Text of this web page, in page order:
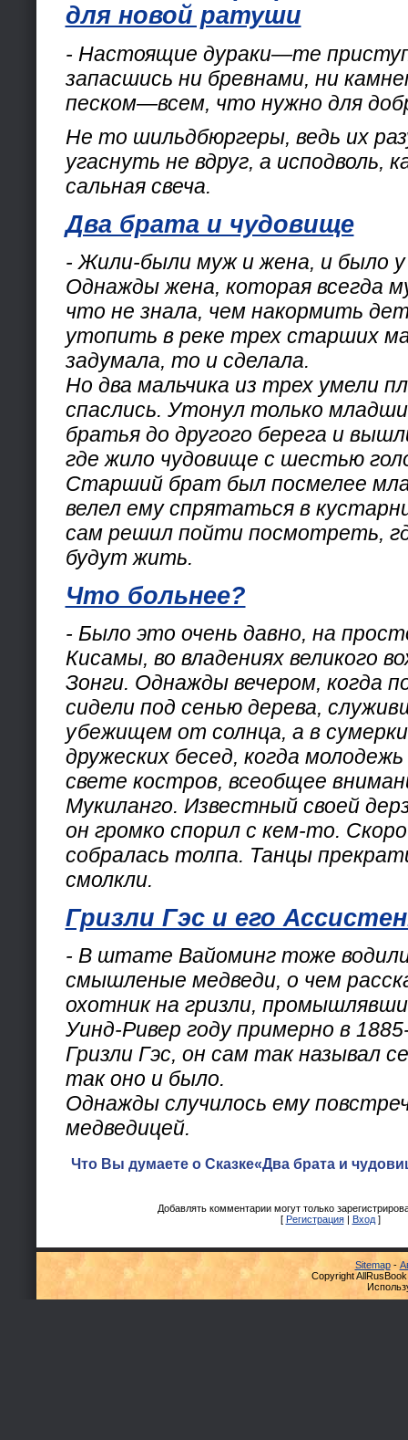
для новой ратуши
- Настоящие дураки—те
запасшись ни бревнами, ни
песком—всем, что нужно для
Не то шильдбюргеры, ведь их
угаснуть не вдруг, а исподволь,
сальная свеча.
Два брата и чудовище
- Жили-были муж и жена, и было
Однажды жена, которая всегда
что не знала, чем накормить
утопить в реке трех старших
задумала, то и сделала.
Но два мальчика из трех умели
спаслись. Утонул только
братья до другого берега и
где жило чудовище с шестью
Старший брат был посмелее
велел ему спрятаться в
сам решил пойти посмотреть,
будут жить.
Что больнее?
- Было это очень давно, на
Кисамы, во владениях великого
Зонги. Однажды вечером, когда
сидели под сенью дерева,
убежищем от солнца, а в
дружеских бесед, когда
свете костров, всеобщее
Мукиланго. Известный своей
он громко спорил с кем-то. Скоро
собралась толпа. Танцы
смолкли.
Гризли Гэс и его
- В штате Вайоминг тоже
смышленые медведи, о чем
охотник на гризли,
Уинд-Ривер году примерно в
Гризли Гэс, он сам так называл
так оно и было.
Однажды случилось ему
медведицей.
Что Вы думаете о Сказке«Два брата и
Добавлять комментарии могут только
[ Регистрация| Вход]
Sitemap-
Copyright